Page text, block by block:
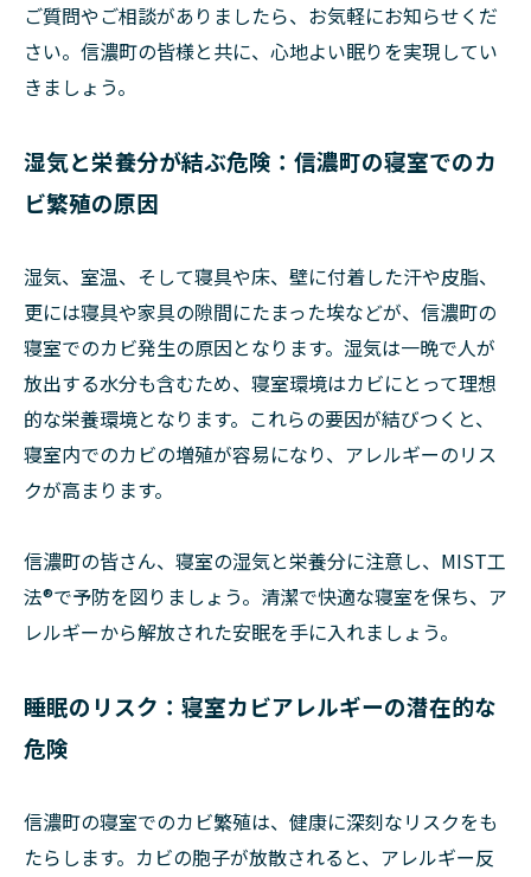
ご質問やご相談がありましたら、お気軽にお知らせくだ
さい。信濃町の皆様と共に、心地よい眠りを実現してい
きましょう。
湿気と栄養分が結ぶ危険：信濃町の寝室でのカ
ビ繁殖の原因
湿気、室温、そして寝具や床、壁に付着した汗や皮脂、
更には寝具や家具の隙間にたまった埃などが、信濃町の
寝室でのカビ発生の原因となります。湿気は一晩で人が
放出する水分も含むため、寝室環境はカビにとって理想
的な栄養環境となります。これらの要因が結びつくと、
寝室内でのカビの増殖が容易になり、アレルギーのリス
クが高まります。
信濃町の皆さん、寝室の湿気と栄養分に注意し、MIST工
法®で予防を図りましょう。清潔で快適な寝室を保ち、ア
レルギーから解放された安眠を手に入れましょう。
睡眠のリスク：寝室カビアレルギーの潜在的な
危険
信濃町の寝室でのカビ繁殖は、健康に深刻なリスクをも
たらします。カビの胞子が放散されると、アレルギー反